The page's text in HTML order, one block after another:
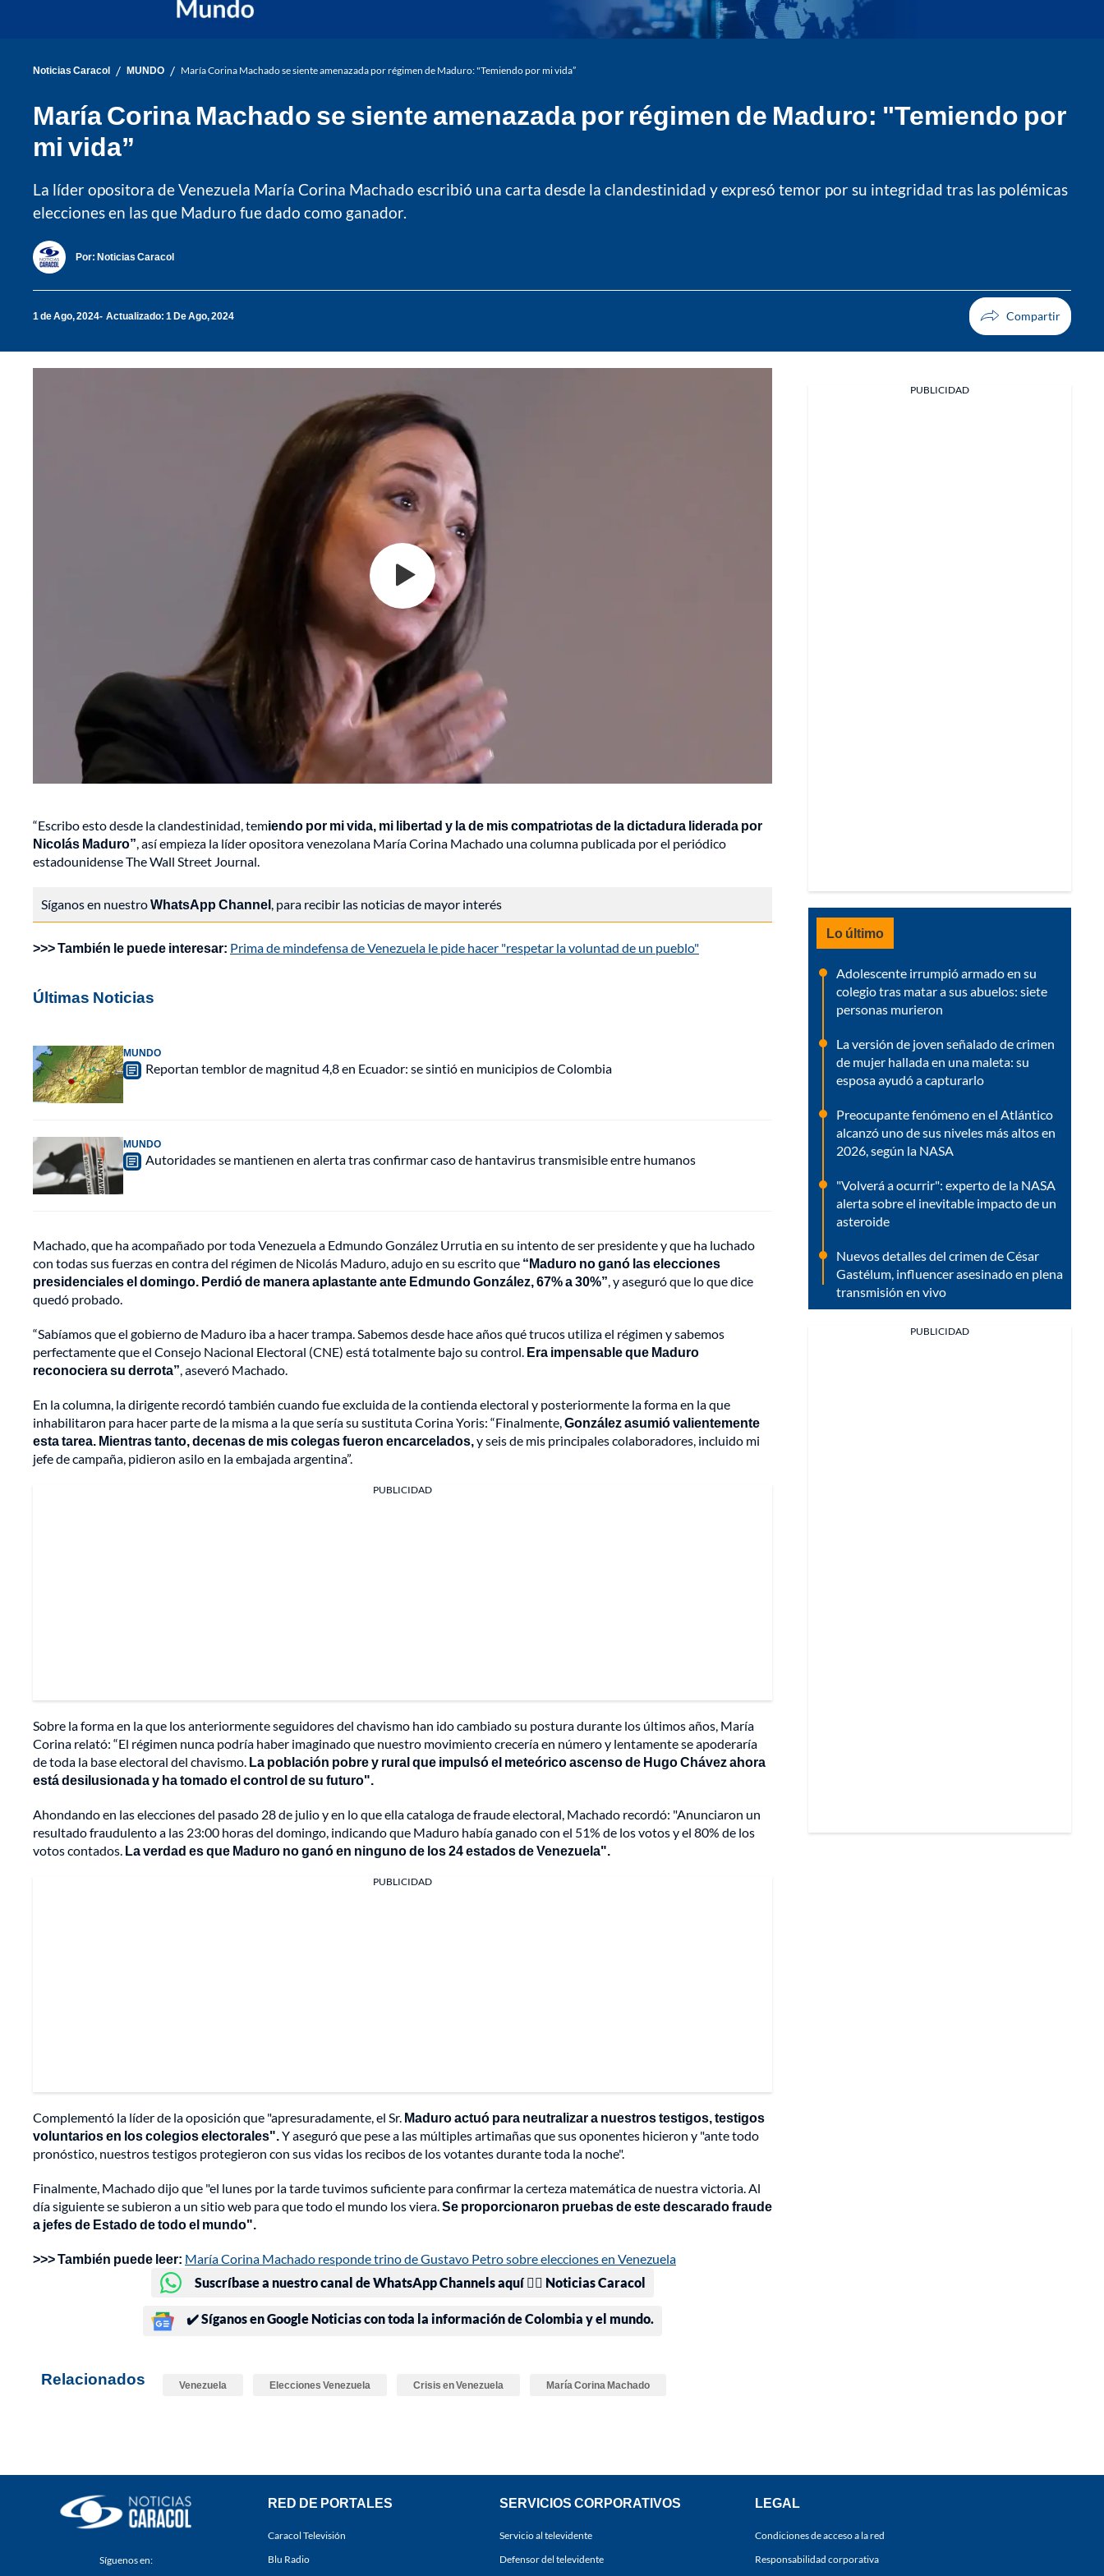
Noticias Caracol / MUNDO / María Corina Machado se siente amenazada por régimen de Maduro: "Temiendo por mi vida”
María Corina Machado se siente amenazada por régimen de Maduro: "Temiendo por
mi vida”
La líder opositora de Venezuela María Corina Machado escribió una carta desde la clandestinidad y expresó temor por su integridad tras las polémicas
elecciones en las que Maduro fue dado como ganador.
Por: Noticias Caracol
1 de Ago, 2024 Actualizado: 1 De Ago, 2024
“Escribo esto desde la clandestinidad, temiendo por mi vida, mi libertad y la de mis compatriotas de la dictadura liderada por
Nicolás Maduro”, así empieza la líder opositora venezolana María Corina Machado una columna publicada por el periódico
estadounidense The Wall Street Journal.
Síganos en nuestroWhatsApp Channel, para recibir las noticias de mayor interés
>>> También le puede interesar: Prima de mindefensa de Venezuela le pide hacer "respetar la voluntad de un pueblo"
Últimas Noticias
MUNDO
Reportan temblor de magnitud 4,8 en Ecuador: se sintió en municipios de Colombia
MUNDO
Autoridades se mantienen en alerta tras confirmar caso de hantavirus transmisible entre humanos
Machado, que ha acompañado por toda Venezuela a Edmundo González Urrutia en su intento de ser presidente y que ha luchado
con todas sus fuerzas en contra del régimen de Nicolás Maduro, adujo en su escrito que “Maduro no ganó las elecciones
presidenciales el domingo. Perdió de manera aplastante ante Edmundo González, 67% a 30%”, y aseguró que lo que dice
quedó probado.
“Sabíamos que el gobierno de Maduro iba a hacer trampa. Sabemos desde hace años qué trucos utiliza el régimen y sabemos
perfectamente que el Consejo Nacional Electoral (CNE) está totalmente bajo su control. Era impensable que Maduro
reconociera su derrota”, aseveró Machado.
En la columna, la dirigente recordó también cuando fue excluida de la contienda electoral y posteriormente la forma en la que
inhabilitaron para hacer parte de la misma a la que sería su sustituta Corina Yoris: “Finalmente,González asumió valientemente
esta tarea. Mientras tanto, decenas de mis colegas fueron encarcelados,y seis de mis principales colaboradores, incluido mi
jefe de campaña, pidieron asilo en la embajada argentina”.
PUBLICIDAD
Sobre la forma en la que los anteriormente seguidores del chavismo han ido cambiado su postura durante los últimos años, María
Corina relató: “El régimen nunca podría haber imaginado que nuestro movimiento crecería en número y lentamente se apoderaría
de toda la base electoral del chavismo. La población pobre y rural que impulsó el meteórico ascenso de Hugo Chávez ahora
está desilusionada y ha tomado el control de su futuro".
Ahondando en las elecciones del pasado 28 de julio y en lo que ella cataloga de fraude electoral, Machado recordó: "Anunciaron un
resultado fraudulento a las 23:00 horas del domingo, indicando que Maduro había ganado con el 51% de los votos y el 80% de los
votos contados. La verdad es que Maduro no ganó en ninguno de los 24 estados de Venezuela".
PUBLICIDAD
Complementó la líder de la oposición que "apresuradamente, el Sr. Maduro actuó para neutralizar a nuestros testigos, testigos
voluntarios en los colegios electorales".Y aseguró que pese a las múltiples artimañas que sus oponentes hicieron y "ante todo
pronóstico, nuestros testigos protegieron con sus vidas los recibos de los votantes durante toda la noche".
Finalmente, Machado dijo que "el lunes por la tarde tuvimos suficiente para confirmar la certeza matemática de nuestra victoria. Al
día siguiente se subieron a un sitio web para que todo el mundo los viera.Se proporcionaron pruebas de este descarado fraude
a jefes de Estado de todo el mundo".
>>> También puede leer: María Corina Machado responde trino de Gustavo Petro sobre elecciones en Venezuela
Suscríbase a nuestro canal de WhatsApp Channels aquí 👉🏻 Noticias Caracol
✔️ Síganos en Google Noticias con toda la información de Colombia y el mundo.
Relacionados Venezuela Elecciones Venezuela Crisis en Venezuela María Corina Machado
PUBLICIDAD
Lo último
Adolescente irrumpió armado en su
colegio tras matar a sus abuelos: siete
personas murieron
La versión de joven señalado de crimen
de mujer hallada en una maleta: su
esposa ayudó a capturarlo
Preocupante fenómeno en el Atlántico
alcanzó uno de sus niveles más altos en
2026, según la NASA
"Volverá a ocurrir": experto de la NASA
alerta sobre el inevitable impacto de un
asteroide
Nuevos detalles del crimen de César
Gastélum, influencer asesinado en plena
transmisión en vivo
PUBLICIDAD
Síguenos en:
RED DE PORTALES
Caracol Televisión
Blu Radio
SERVICIOS CORPORATIVOS
Servicio al televidente
Defensor del televidente
LEGAL
Condiciones de acceso a la red
Responsabilidad corporativa